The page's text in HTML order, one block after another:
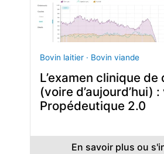
Bovin laitier · Bovin viande
L’examen clinique de
(voire d’aujourd’hui)
Propédeutique 2.0
En savoir plus ou